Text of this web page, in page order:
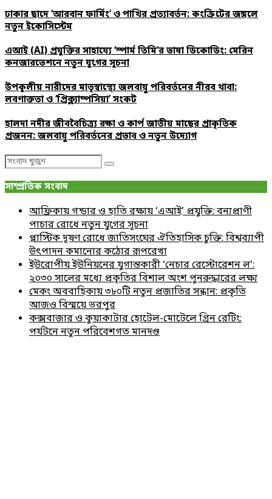
ঢাকার ছাদে ‘আরবান ফার্মিং’ ও পাখির প্রত্যাবর্তন: কংক্রিটের জঙ্গলে
নতুন ইকোসিস্টেম
এআই (AI) প্রযুক্তির সাহায্যে ‘স্পার্ম তিমি’র ভাষা ডিকোডিং: মেরিন
কনজারভেশনে নতুন যুগের সূচনা
উপকূলীয় নারীদের মাতৃস্বাস্থ্যে জলবায়ু পরিবর্তনের নীরব থাবা:
লবণাক্ততা ও ‘প্রিক্ল্যাম্পসিয়া’ সংকট
হালদা নদীর জীববৈচিত্র্য রক্ষা ও কার্প জাতীয় মাছের প্রাকৃতিক
প্রজনন: জলবায়ু পরিবর্তনের প্রভাব ও নতুন উদ্যোগ
Search
Search
সাম্প্রতিক সংবাদ
আফ্রিকায় গন্ডার ও হাতি রক্ষায় ‘এআই’ প্রযুক্তি: বন্যপ্রাণী
পাচার রোধে নতুন যুগের সূচনা
প্লাস্টিক দূষণ রোধে জাতিসংঘের ঐতিহাসিক চুক্তি: বিশ্বব্যাপী
উৎপাদন কমানোর কঠোর রূপরেখা
ইউরোপীয় ইউনিয়নের যুগান্তকারী ‘নেচার রেস্টোরেশন ল’:
২০৩০ সালের মধ্যে প্রকৃতির বিশাল অংশ পুনরুদ্ধারের লক্ষ্য
মেকং অববাহিকায় ৩৮০টি নতুন প্রজাতির সন্ধান: প্রকৃতি
আজও বিস্ময়ে ভরপুর
কক্সবাজার ও কুয়াকাটার হোটেল-মোটেলে গ্রিন রেটিং:
পর্যটনে নতুন পরিবেশগত মানদণ্ড